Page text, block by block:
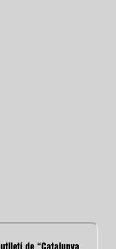
de “Catalunya